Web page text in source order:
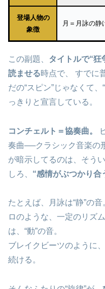
登場人物の
象徴
月＝月詠の
この副題、
タイトルで“狂
読ませる時点で、 すでに
だの“スピン”じゃなくて
っきりと宣言している。
コンチェルト＝協奏曲。
奏曲──クラシック音楽の
が暗示してるのは、そう
しろ、 “感情がぶつかり合
たとえば、月詠は“静”の
ロのような、一定のリズ
は、“動”の音。
ブレイクビーツのように
続ける。